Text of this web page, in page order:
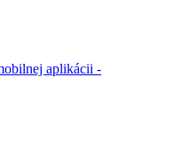
aplikácii -